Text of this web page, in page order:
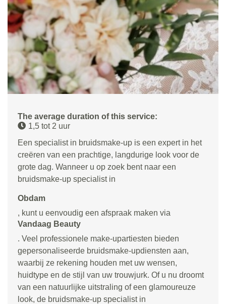
The average duration of this service:
1,5 tot 2 uur
Een specialist in bruidsmake-up is een expert in het
creëren van een prachtige, langdurige look voor de
grote dag. Wanneer u op zoek bent naar een
bruidsmake-up specialist in
Obdam
, kunt u eenvoudig een afspraak maken via
Vandaag Beauty
. Veel professionele make-upartiesten bieden
gepersonaliseerde bruidsmake-updiensten aan,
waarbij ze rekening houden met uw wensen,
huidtype en de stijl van uw trouwjurk. Of u nu droomt
van een natuurlijke uitstraling of een glamoureuze
look, de bruidsmake-up specialist in